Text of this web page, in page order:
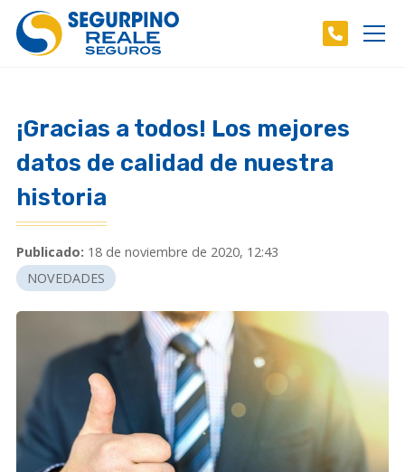
¡Gracias a todos! Los mejores
datos de calidad de nuestra
historia
Publicado: 18 de noviembre de 2020, 12:43
NOVEDADES